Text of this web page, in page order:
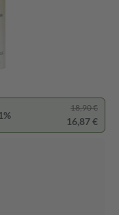
18,90 €
16,87 €